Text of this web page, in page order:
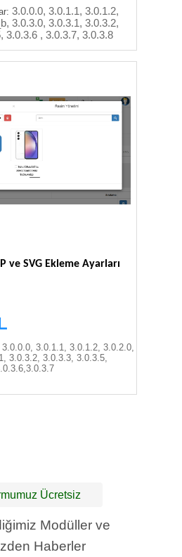
Ücretsiz
Modüller ve
Haberler
3.0.0.0, 3.0.1.1, 3.0.1.2,
3.0.3.0, 3.0.3.1, 3.0.3.2,
3.0.3.6 , 3.0.3.7, 3.0.3.8
ve SVG Ekleme Ayarları
3.0.0.0, 3.0.1.1, 3.0.1.2, 3.0.2.0,
3.0.3.2, 3.0.3.3, 3.0.3.5,